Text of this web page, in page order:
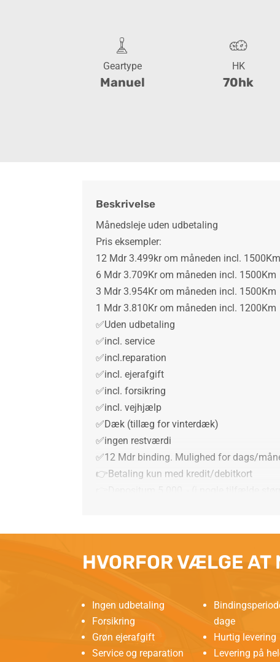
Geartype
Manuel
HK
70hk
Beskrivelse
Månedsleje uden udbetaling
Pris eksempler:
12 Mdr 3.499kr om måneden incl. 1500Km
6 Mdr 3.709Kr om måneden incl. 1500Km
3 Mdr 3.954Kr om måneden incl. 1500Km
1 Mdr 3.810Kr om måneden incl. 1200Km
✅Uden udbetaling
✅incl. service
✅incl.reparation
✅incl. ejerafgift
✅incl. forsikring
✅incl. vejhjælp
✅Dæk (tillæg for vinterdæk)
✅ingen restværdi
✅12 Mdr binding. Mulighed for dags/
👉Betaling kun med kredit/debitkort
HVORFOR VÆLGE AT
Ingen udbetaling
Forsikring
Grøn ejerafgift
Service og reparation
dage
Hurtig levering
Levering på